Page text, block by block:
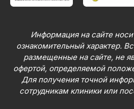
Информация на сайте
ознакомительный характер.
размещенные на сайте, не
офертой, определяемой
Для получения точной
сотрудникам клиники или